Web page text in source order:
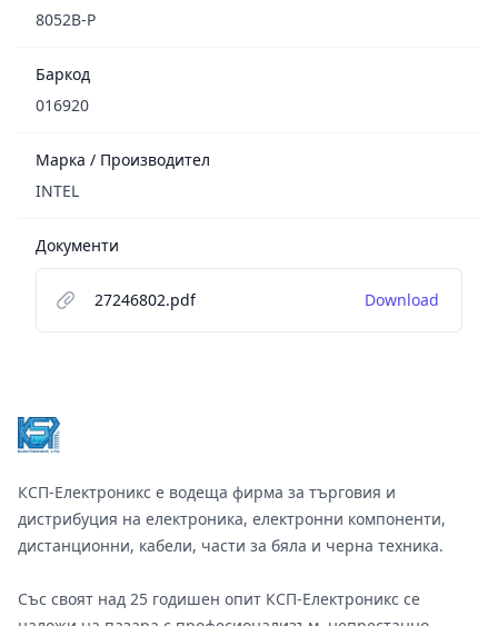
8052B-P
Баркод
016920
Марка / Производител
INTEL
Документи
27246802.pdf Download
КСП-Електроникс е водеща фирма за търговия и
дистрибуция на електроника, електронни компоненти,
дистанционни, кабели, части за бяла и черна техника.
Със своят над 25 годишен опит КСП-Електроникс се